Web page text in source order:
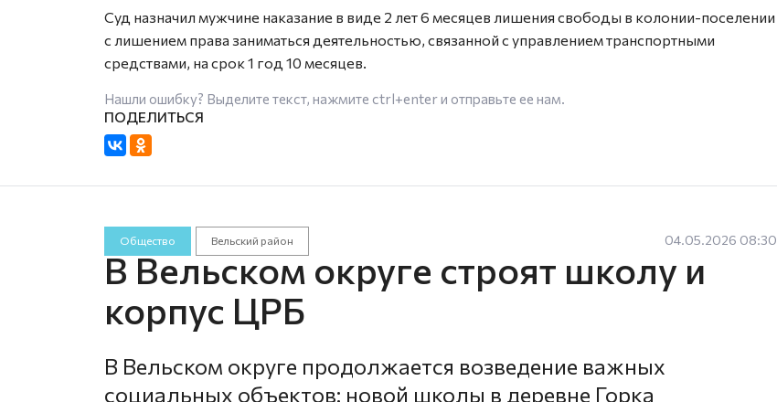
Суд назначил мужчине наказание в виде 2 лет 6 месяцев лишения свободы в колонии-поселении
с лишением права заниматься деятельностью, связанной с управлением транспортными
средствами, на срок 1 год 10 месяцев.
Нашли ошибку? Выделите текст, нажмите ctrl+enterи отправьте ее нам.
Общество Вельский район 04.05.2026 08:30
В Вельском округе строят школу и
корпус ЦРБ
В Вельском округе продолжается возведение важных
социальных объектов: новой школы в деревне Горка